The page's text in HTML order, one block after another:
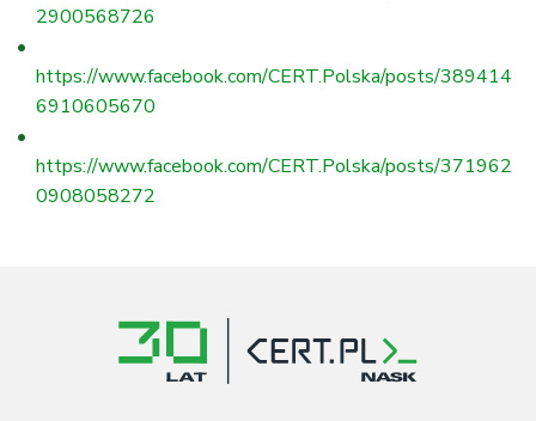
2900568726
https://www.facebook.com/CERT.Polska/posts/389414
6910605670
https://www.facebook.com/CERT.Polska/posts/371962
0908058272